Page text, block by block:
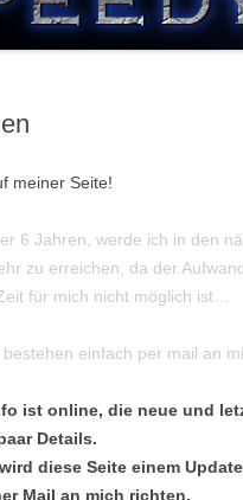
meiner Seite!
6 Jahren, werde ich in den
zu erreichen, da der
für mich nicht möglich ist…
einfach per mail an
ist online, die neue und
Details.
diese Seite einem
Mail an mich richten.